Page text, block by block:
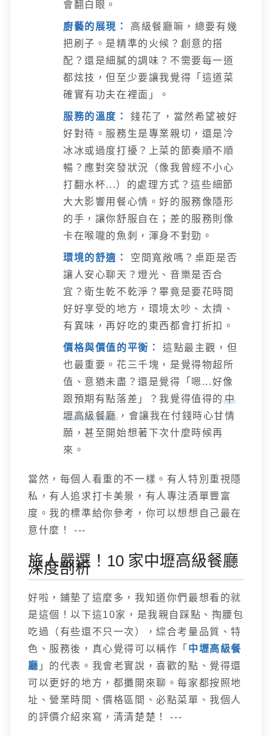
會翻白眼。
廚藝的展現：
高級餐廳嘛，總要有幾
把刷子。是精準的火候？創意的搭
配？還是細膩的調味？不需要每一道
都炫技，但至少要讓我覺得「這道菜
確實有功夫在裡面」。
服務的溫度：
錢花了，當然希望被好
好對待。服務生是專業親切，還是冷
冰冰或過度打擾？上菜的節奏順不順
暢？應對突發狀況（像我曾經不小心
打翻水杯...）的處理方式？這些細節
大大影響用餐心情。好的服務像隱形
的手，讓你舒服自在；差的服務則像
卡在喉嚨的魚刺，渾身不對勁。
環境的舒適：
空間寬敞嗎？桌距是否
讓人安心聊天？燈光、音樂是否合
宜？衛生乾不乾淨？畢竟是要花時間
好好享受的地方，環境太吵、太擠、
有異味，再好吃的東西都會打折扣。
價格與價值的平衡：
這點最主觀，但
也最重要。花三千塊，是覺得物超所
值、意猶未盡？還是覺得「嗯...好像
跟預期有點落差」？我覺得值得的中
壢高級餐廳 ，會讓我在付錢時心甘情
願，甚至開始想著下次什麼時候再
來。
當然，每個人看重的不一樣。有人特別重視隱
私，有人追求打卡美景，有人專注酒單豐富
度。我的標準給你參考，你可以想想自己最在
意什麼！ ---
旅人嚴選！10 家中壢高級餐廳
深度剖析
好啦，鋪墊了這麼多，我知道你們最想看的就
是這個！以下這10家，是我親自踩點、掏腰包
吃過（有些還不只一次），綜合考量品質、特
色、服務後，真心覺得可以稱作「 中壢高級餐
廳 」的代表。我會老實說，喜歡的點、覺得還
可以更好的地方，都攤開來聊。每家都按照地
址、營業時間、價格區間、必點菜單、我個人
的評價介紹來寫，清清楚楚！ ---